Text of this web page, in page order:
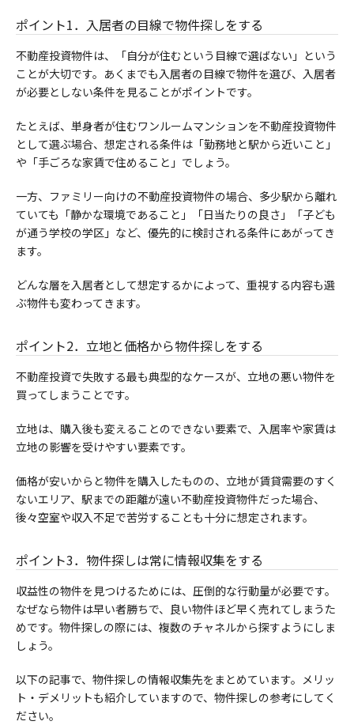
ポイント1．入居者の目線で物件探しをする
不動産投資物件は、「自分が住むという目線で選ばない」という
ことが大切です。あくまでも入居者の目線で物件を選び、入居者
が必要としない条件を見ることがポイントです。
たとえば、単身者が住むワンルームマンションを不動産投資物件
として選ぶ場合、想定される条件は「勤務地と駅から近いこと」
や「手ごろな家賃で住めること」でしょう。
一方、ファミリー向けの不動産投資物件の場合、多少駅から離れ
ていても「静かな環境であること」「日当たりの良さ」「子ども
が通う学校の学区」など、優先的に検討される条件にあがってき
ます。
どんな層を入居者として想定するかによって、重視する内容も選
ぶ物件も変わってきます。
ポイント2．立地と価格から物件探しをする
不動産投資で失敗する最も典型的なケースが、立地の悪い物件を
買ってしまうことです。
立地は、購入後も変えることのできない要素で、 入居率や家賃は
立地の影響を受けやすい要素です。
価格が安いからと物件を購入したものの、立地が賃貸需要のすく
ないエリア、駅までの距離が遠い不動産投資物件だった場合、
後々空室や収入不足で苦労することも十分に想定されます。
ポイント3．物件探しは常に情報収集をする
収益性の物件を見つけるためには、圧倒的な行動量が必要です。
なぜなら物件は早い者勝ちで、良い物件ほど早く売れてしまうた
めです。物件探しの際には、複数のチャネルから探すようにしま
しょう。
以下の記事で、物件探しの情報収集先をまとめています。メリッ
ト・デメリットも紹介していますので、物件探しの参考にしてく
ださい。